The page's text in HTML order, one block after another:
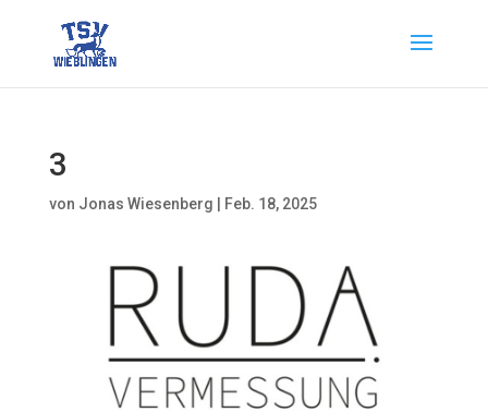
3
von Jonas Wiesenberg Feb. 18, 2025